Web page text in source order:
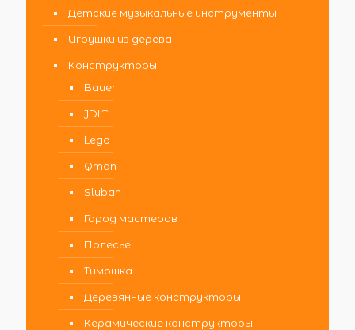
Детские музыкальные инструменты
Игрушки из дерева
Конструкторы
Bauer
JDLT
Lego
Qman
Sluban
Город мастеров
Полесье
Тимошка
Деревянные конструкторы
Керамические конструкторы